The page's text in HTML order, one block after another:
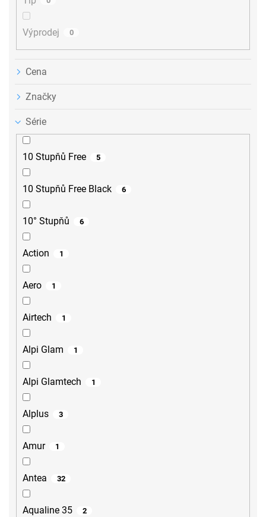
Výprodej 0
Cena
Značky
Série
10 Stupňů Free 5
10 Stupňů Free Black 6
10° Stupňů 6
Action 1
Aero 1
Airtech 1
Alpi Glam 1
Alpi Glamtech 1
Alplus 3
Amur 1
Antea 32
Aqualine 35 2